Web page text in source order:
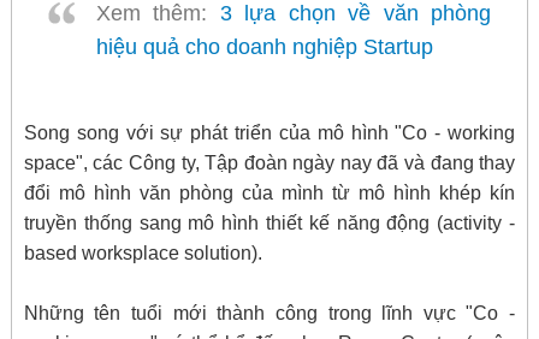
Xem thêm: 3 lựa chọn về văn phòng
hiệu quả cho doanh nghiệp Startup
Song song với sự phát triển của mô hình "Co - working
space", các Công ty, Tập đoàn ngày nay đã và đang thay
đổi mô hình văn phòng của mình từ mô hình khép kín
truyền thống sang mô hình thiết kế năng động (activity -
based worksplace solution).
Những tên tuổi mới thành công trong lĩnh vực "Co -